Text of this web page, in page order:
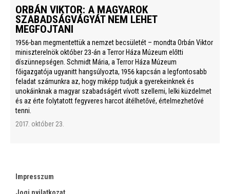
ORBÁN VIKTOR: A MAGYAROK
SZABADSÁGVÁGYÁT NEM LEHET
MEGFOJTANI
1956-ban megmentettük a nemzet becsületét – mondta Orbán Viktor
miniszterelnök október 23-án a Terror Háza Múzeum előtti
díszünnepségen. Schmidt Mária, a Terror Háza Múzeum
főigazgatója ugyanitt hangsúlyozta, 1956 kapcsán a legfontosabb
feladat számunkra az, hogy miképp tudjuk a gyerekeinknek és
unokáinknak a magyar szabadságért vívott szellemi, lelki küzdelmet
és az érte folytatott fegyveres harcot átélhetővé, értelmezhetővé
tenni.
2017. október 23.
Impresszum